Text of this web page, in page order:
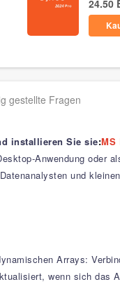
24.50
gestellte Fragen
installieren Sie sie:MS
Anwendung oder
und
Arrays:
wenn sich das